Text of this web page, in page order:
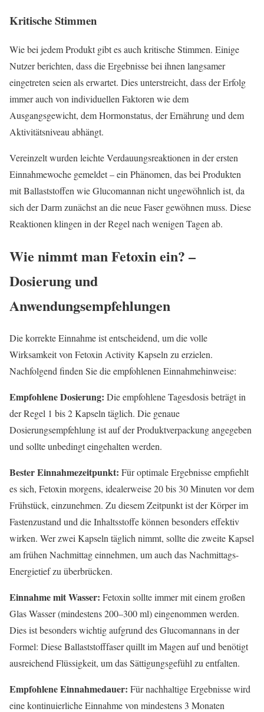
Kritische Stimmen
Wie bei jedem Produkt gibt es auch kritische Stimmen. Einige
Nutzer berichten, dass die Ergebnisse bei ihnen langsamer
eingetreten seien als erwartet. Dies unterstreicht, dass der Erfolg
immer auch von individuellen Faktoren wie dem
Ausgangsgewicht, dem Hormonstatus, der Ernährung und dem
Aktivitätsniveau abhängt.
Vereinzelt wurden leichte Verdauungsreaktionen in der ersten
Einnahmewoche gemeldet – ein Phänomen, das bei Produkten
mit Ballaststoffen wie Glucomannan nicht ungewöhnlich ist, da
sich der Darm zunächst an die neue Faser gewöhnen muss. Diese
Reaktionen klingen in der Regel nach wenigen Tagen ab.
Wie nimmt man Fetoxin ein? –
Dosierung und
Anwendungsempfehlungen
Die korrekte Einnahme ist entscheidend, um die volle
Wirksamkeit von Fetoxin Activity Kapseln zu erzielen.
Nachfolgend finden Sie die empfohlenen Einnahmehinweise:
Empfohlene Dosierung: Die empfohlene Tagesdosis beträgt in
der Regel 1 bis 2 Kapseln täglich. Die genaue
Dosierungsempfehlung ist auf der Produktverpackung angegeben
und sollte unbedingt eingehalten werden.
Bester Einnahmezeitpunkt: Für optimale Ergebnisse empfiehlt
es sich, Fetoxin morgens, idealerweise 20 bis 30 Minuten vor dem
Frühstück, einzunehmen. Zu diesem Zeitpunkt ist der Körper im
Fastenzustand und die Inhaltsstoffe können besonders effektiv
wirken. Wer zwei Kapseln täglich nimmt, sollte die zweite Kapsel
am frühen Nachmittag einnehmen, um auch das Nachmittags-
Energietief zu überbrücken.
Einnahme mit Wasser: Fetoxin sollte immer mit einem großen
Glas Wasser (mindestens 200–300 ml) eingenommen werden.
Dies ist besonders wichtig aufgrund des Glucomannans in der
Formel: Diese Ballaststofffaser quillt im Magen auf und benötigt
ausreichend Flüssigkeit, um das Sättigungsgefühl zu entfalten.
Empfohlene Einnahmedauer: Für nachhaltige Ergebnisse wird
eine kontinuierliche Einnahme von mindestens 3 Monaten